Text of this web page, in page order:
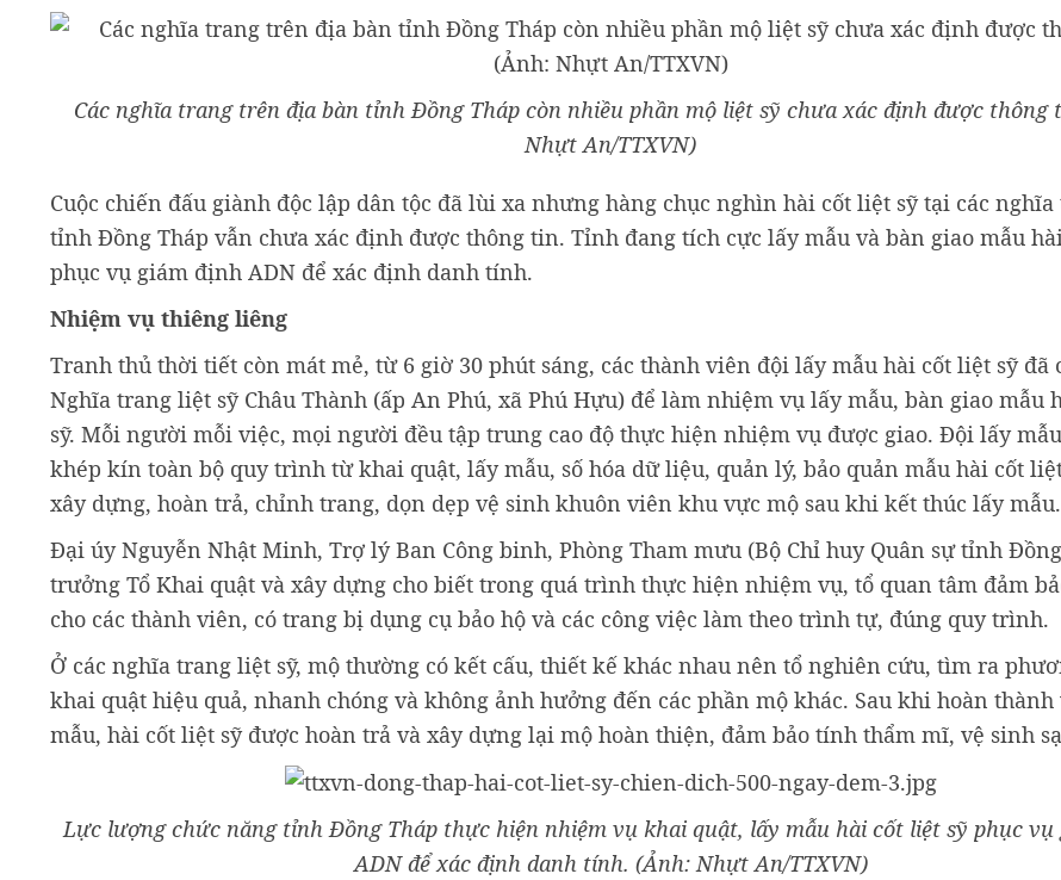
Các nghĩa trang trên địa bàn tỉnh Đồng Tháp còn nhiều phần mộ liệt sỹ chưa xác định được thông
Nhựt An/TTXVN)
Cuộc chiến đấu giành độc lập dân tộc đã lùi xa nhưng hàng chục nghìn hài cốt liệt sỹ tại các
tỉnh Đồng Tháp vẫn chưa xác định được thông tin. Tỉnh đang tích cực lấy mẫu và bàn giao mẫu
phục vụ giám định ADN để xác định danh tính.
Nhiệm vụ thiêng liêng
Tranh thủ thời tiết còn mát mẻ, từ 6 giờ 30 phút sáng, các thành viên đội lấy mẫu hài cốt liệt sỹ đã
Nghĩa trang liệt sỹ Châu Thành (ấp An Phú, xã Phú Hựu) để làm nhiệm vụ lấy mẫu, bàn giao mẫu
sỹ. Mỗi người mỗi việc, mọi người đều tập trung cao độ thực hiện nhiệm vụ được giao. Đội lấy
khép kín toàn bộ quy trình từ khai quật, lấy mẫu, số hóa dữ liệu, quản lý, bảo quản mẫu hài cốt
xây dựng, hoàn trả, chỉnh trang, dọn dẹp vệ sinh khuôn viên khu vực mộ sau khi kết thúc lấy mẫu.
Đại úy Nguyễn Nhật Minh, Trợ lý Ban Công binh, Phòng Tham mưu (Bộ Chỉ huy Quân sự tỉnh
trưởng Tổ Khai quật và xây dựng cho biết trong quá trình thực hiện nhiệm vụ, tổ quan tâm đảm
cho các thành viên, có trang bị dụng cụ bảo hộ và các công việc làm theo trình tự, đúng quy trình.
Ở các nghĩa trang liệt sỹ, mộ thường có kết cấu, thiết kế khác nhau nên tổ nghiên cứu, tìm ra
khai quật hiệu quả, nhanh chóng và không ảnh hưởng đến các phần mộ khác. Sau khi hoàn
mẫu, hài cốt liệt sỹ được hoàn trả và xây dựng lại mộ hoàn thiện, đảm bảo tính thẩm mĩ, vệ sinh
Lực lượng chức năng tỉnh Đồng Tháp thực hiện nhiệm vụ khai quật, lấy mẫu hài cốt liệt sỹ phục vụ
ADN để xác định danh tính. (Ảnh: Nhựt An/TTXVN)